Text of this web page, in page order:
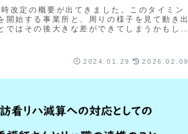
改定の概要が出てきました。このタイミン
開始する事業所と、周りの様子を見て動き出
ではその後大きな差ができてしまうかもしれ
2024.01.29 2026.02.09